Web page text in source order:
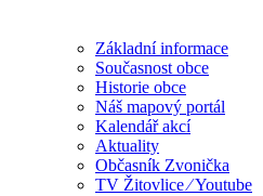
Základní informace
Současnost obce
Historie obce
Náš mapový portál
Kalendář akcí
Aktuality
Občasník Zvonička
TV Žitovlice ⁄ Youtube